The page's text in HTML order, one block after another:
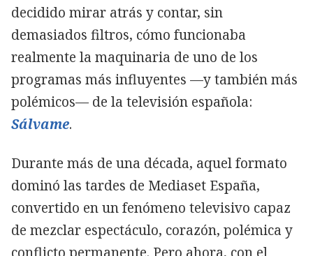
decidido mirar atrás y contar, sin
demasiados filtros, cómo funcionaba
realmente la maquinaria de uno de los
programas más influyentes —y también más
polémicos— de la televisión española:
Sálvame.
Durante más de una década, aquel formato
dominó las tardes de Mediaset España,
convertido en un fenómeno televisivo capaz
de mezclar espectáculo, corazón, polémica y
conflicto permanente. Pero ahora, con el